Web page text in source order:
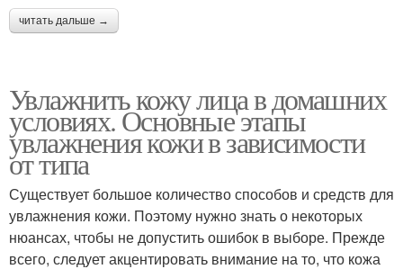
читать дальше →
Увлажнить кожу лица в домашних
условиях. Основные этапы
увлажнения кожи в зависимости
от типа
Существует большое количество способов и средств для
увлажнения кожи. Поэтому нужно знать о некоторых
нюансах, чтобы не допустить ошибок в выборе. Прежде
всего, следует акцентировать внимание на то, что кожа